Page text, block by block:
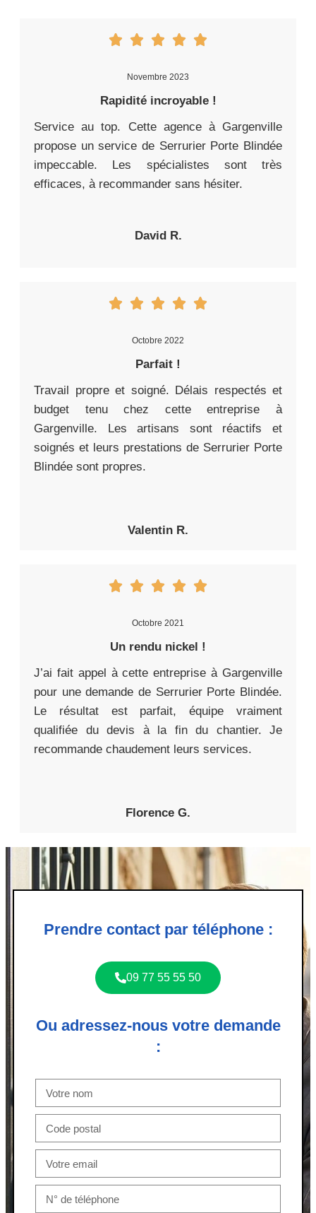
Novembre 2023
Rapidité incroyable !
Service au top. Cette agence à Gargenville
propose un service de Serrurier Porte Blindée
impeccable. Les spécialistes sont très
efficaces, à recommander sans hésiter.
David R.
Octobre 2022
Parfait !
Travail propre et soigné. Délais respectés et
budget tenu chez cette entreprise à
Gargenville. Les artisans sont réactifs et
soignés et leurs prestations de Serrurier Porte
Blindée sont propres.
Valentin R.
Octobre 2021
Un rendu nickel !
J’ai fait appel à cette entreprise à Gargenville
pour une demande de Serrurier Porte Blindée.
Le résultat est parfait, équipe vraiment
qualifiée du devis à la fin du chantier. Je
recommande chaudement leurs services.
Florence G.
Prendre contact par téléphone :
09 77 55 55 50
Ou adressez-nous votre demande
: